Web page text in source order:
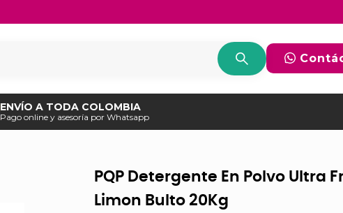
ENVÍO A TODA COLOMBIA
Pago online y asesoría por Whatsapp
PQP Detergente En Polvo Ultra
Limon Bulto 20Kg